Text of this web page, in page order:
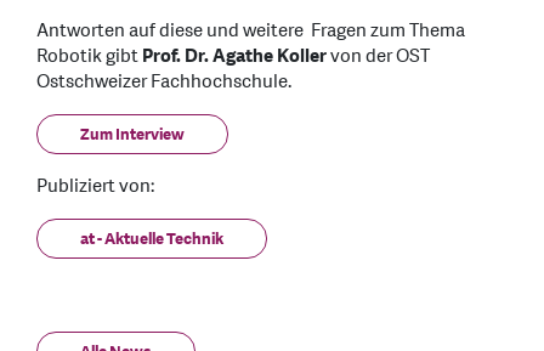
Antworten auf diese und weitere Fragen zum Thema
Robotik gibtProf. Dr. Agathe Kollervon der OST
Ostschweizer Fachhochschule.
Zum Interview
Publiziert von:
at - Aktuelle Technik